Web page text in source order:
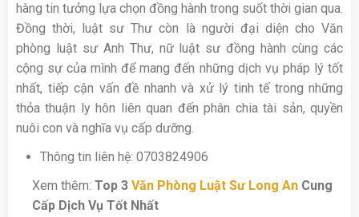
hàng tin tưởng lựa chọn đồng hành trong suốt thời gian qua.
Đồng thời, luật sư Thư còn là người đại diện cho Văn
phòng luật sư Anh Thư, nữ luật sư đồng hành cùng các
cộng sự của mình để mang đến những dịch vụ pháp lý tốt
nhất, tiếp cận vấn đề nhanh và xử lý tinh tế trong những
thỏa thuận ly hôn liên quan đến phân chia tài sản, quyền
nuôi con và nghĩa vụ cấp dưỡng.
Thông tin liên hệ: 0703824906
Xem thêm: Top 3 Văn Phòng Luật Sư Long An Cung
Cấp Dịch Vụ Tốt Nhất